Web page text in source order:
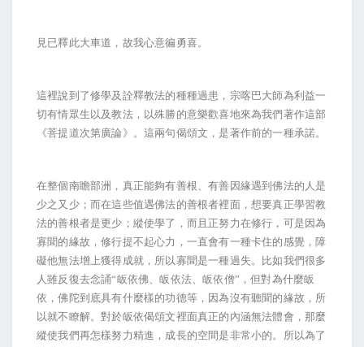
見已釋此大車道，故我心意徧勇喜。
這裡說到了修學及詮釋教法的種種過患，宗喀巴大師為利益一
切有情眾生以及教法，以殊勝的意樂歡喜地來為我們著作這部
《菩提道次第廣論》。這兩句偈頌文，是著作前的一種承諾。
在整個南瞻部洲，真正能夠有善根、有善因緣遇到佛法的人是
少之又少；而在這些值遇佛法的善根者裡面，想要真正學習教
法的善根者是更少；縱使學了，而且正努力在修行，可是因為
寡聞的緣故，修行提不起心力，一直會有一種卡住的感覺，障
礙他無法增上獲得成就，所以寡聞是一種過失。比如我們很多
人雖反復去念誦“皈依佛、皈依法、皈依僧”，但對為什麼皈
依，佛陀到底具有什麼樣的功德等，因為沒有聽聞的緣故，所
以就不瞭解。對於皈依偈頌文裡面真正的內涵無法體會，那麼
縱使我們再怎樣努力精進，成長的空間是非常小的。所以為了